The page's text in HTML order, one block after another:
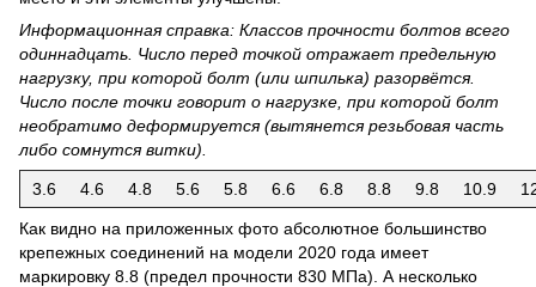
Информационная справка: Классов прочности болтов всего
одиннадцать. Число перед точкой отражает предельную
нагрузку, при которой болт (или шпилька) разорвётся.
Число после точки говорит о нагрузке, при которой болт
необратимо деформируется (вытянется резьбовая часть
либо сомнутся витки).
3.6 4.6 4.8 5.6 5.8 6.6 6.8 8.8 9.8 10.9
Как видно на приложенных фото абсолютное большинство
крепежных соединений на модели 2020 года имеет
маркировку 8.8 (предел прочности 830 МПа). А несколько